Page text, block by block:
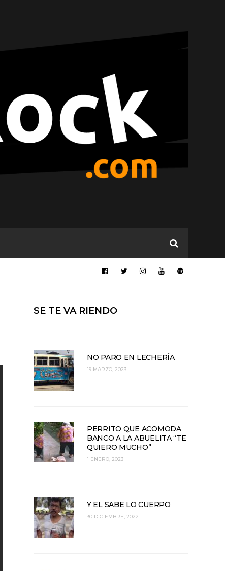
SE TE VA RIENDO
NO PARO EN LECHERÍA
19 MARZO, 2023
PERRITO QUE ACOMODA
BANCO A LA ABUELITA “TE
QUIERO MUCHO”
1 ENERO, 2023
Y EL SABE LO CUERPO
30 DICIEMBRE, 2022